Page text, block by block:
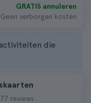
GRATIS annuleren
Geen verborgen kosten
die
reviews